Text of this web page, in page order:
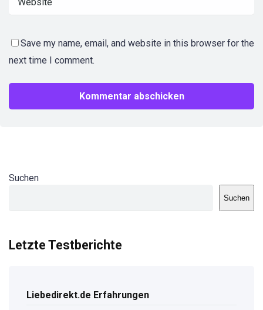
Save my name, email, and website in this browser for the
next time I comment.
Suchen
Suchen
Letzte Testberichte
Liebedirekt.de Erfahrungen